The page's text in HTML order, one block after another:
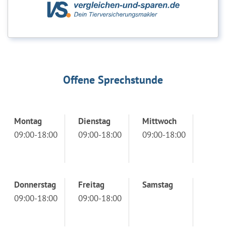
Offene Sprechstunde
Montag
09:00-18:00
Dienstag
09:00-18:00
Mittwoch
09:00-18:00
Donnerstag
09:00-18:00
Freitag
09:00-18:00
Samstag